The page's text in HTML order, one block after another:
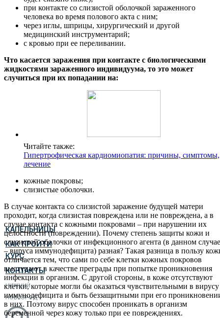
КАПЕЛЬНИЦЫ
КАК ПРОЙТИ
КУРС
КОНТАКТЫ
НИЖНИЙ
НОВГОРОД
при контакте со слизистой оболочкой зараженного
человека во время полового акта с ним;
через иглы, шприцы, хирургический и другой
медицинский инструментарий;
с кровью при ее переливании.
Что касается заражения при контакте с биологическими
жидкостями зараженного индивидуума, то это может
случиться при их попадании на:
Читайте также:
Гипертрофическая кардиомиопатия: причины, симптомы,
лечение
кожные покровы;
слизистые оболочки.
В случае контакта со слизистой заражение будущей матери
проходит, когда слизистая повреждена или не повреждена, а в
случае контакта с кожными покровами – при нарушении их
целостности (повреждении). Почему степень защиты кожи и
слизистой оболочки от инфекционного агента (в данном случае
– вируса иммунодефицита) разная? Такая разница в пользу
отличается тем, что сами по себе клетки кожных покровов
выступают в качестве преграды при попытке проникновения
инфекции в организм. С другой стороны, в коже отсутствуют
клетки, которые могли бы оказаться чувствительными в вирусу
иммунодефицита и быть беззащитными при его
в них. Поэтому вирус способен проникать в организм
беременной через кожу только при ее повреждениях.